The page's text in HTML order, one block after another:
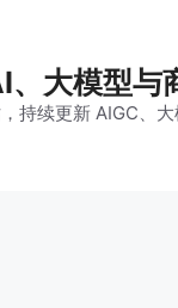
、大模型与
持续更新 AIGC、